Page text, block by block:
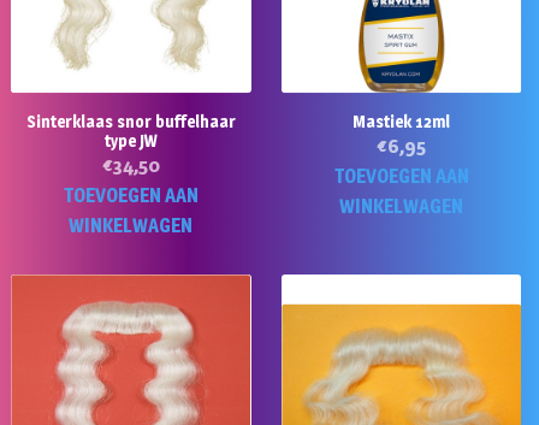
Sinterklaas snor buffelhaar
type JW
€34,50
TOEVOEGEN AAN
WINKELWAGEN
Mastiek 12ml
€6,95
TOEVOEGEN AAN
WINKELWAGEN